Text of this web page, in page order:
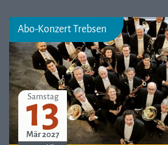
Abo-Konzert Trebsen
Samstag
13
Mär 2027